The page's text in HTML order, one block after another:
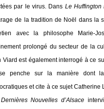
par le virus. Dans Le Huffington
de la tradition de Noël dans la
avec la philosophe Marie-
prolongé du secteur de la
Viard est également interrogé à ce
penche sur la manière dont
et cite à ce sujet Catherine
Nouvelles d’Alsace